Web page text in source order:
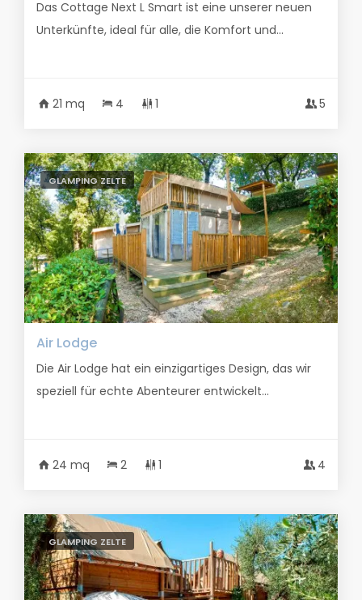
Das Cottage Next L Smart ist eine unserer neuen
Unterkünfte, ideal für alle, die Komfort und...
21 mq 4 1 5
GLAMPING ZELTE
Air Lodge
Die Air Lodge hat ein einzigartiges Design, das wir
speziell für echte Abenteurer entwickelt...
24 mq 2 1 4
GLAMPING ZELTE